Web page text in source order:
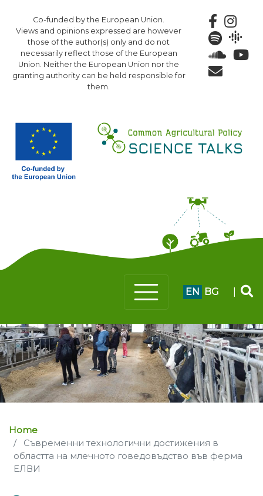
to
main
content
Co-funded by the European Union.
Views and opinions expressed are however
those of the author(s) only and do not
necessarily reflect those of the European
Union. Neither the European Union nor the
granting authority can be held responsible for
them.
EN BG
Home
Съвременни технологични достижения в
областта на млечното говедовъдство във ферма
ЕЛВИ